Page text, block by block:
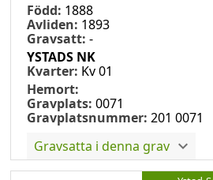
Född: 1888
Avliden: 1893
Gravsatt: -
YSTADS NK
Kvarter: Kv 01
Hemort:
Gravplats: 0071
Gravplatsnummer: 201 0071
Gravsatta i denna grav